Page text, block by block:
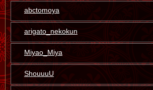
abctomoya
arigato_nekokun
Miyao_Miya
ShouuuU